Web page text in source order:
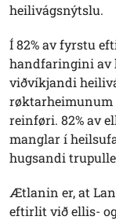
heilivágsnýtslu.
Í 82% av fyrstu
handfaringini av
viðvíkjandi
reinføri. 82% av
manglar í
hugsandi
Ætlanin er, at
eftirlit við ellis-